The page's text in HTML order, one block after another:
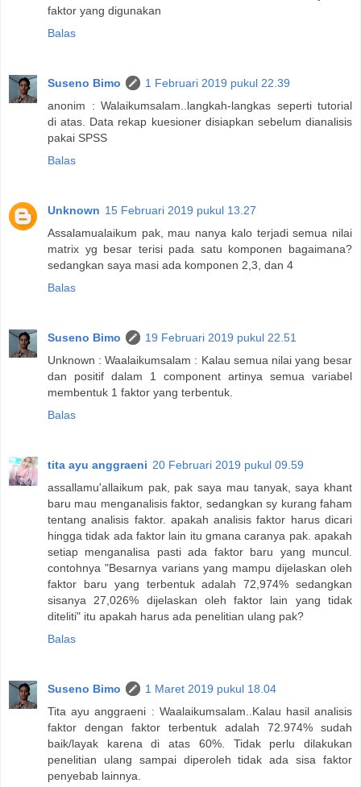
faktor yang digunakan
Balas
Suseno Bimo
1 Februari 2019 pukul 22.39
anonim : Walaikumsalam..langkah-langkas seperti tutorial
di atas. Data rekap kuesioner disiapkan sebelum dianalisis
pakai SPSS
Balas
Unknown 15 Februari 2019 pukul 13.27
Assalamualaikum pak, mau nanya kalo terjadi semua nilai
matrix yg besar terisi pada satu komponen bagaimana?
sedangkan saya masi ada komponen 2,3, dan 4
Balas
Suseno Bimo
19 Februari 2019 pukul 22.51
Unknown : Waalaikumsalam : Kalau semua nilai yang besar
dan positif dalam 1 component artinya semua variabel
membentuk 1 faktor yang terbentuk.
Balas
tita ayu anggraeni 20 Februari 2019 pukul 09.59
assallamu'allaikum pak, pak saya mau tanyak, saya khant
baru mau menganalisis faktor, sedangkan sy kurang faham
tentang analisis faktor. apakah analisis faktor harus dicari
hingga tidak ada faktor lain itu gmana caranya pak. apakah
setiap menganalisa pasti ada faktor baru yang muncul.
contohnya "Besarnya varians yang mampu dijelaskan oleh
faktor baru yang terbentuk adalah 72,974% sedangkan
sisanya 27,026% dijelaskan oleh faktor lain yang tidak
diteliti" itu apakah harus ada penelitian ulang pak?
Balas
Suseno Bimo
1 Maret 2019 pukul 18.04
Tita ayu anggraeni : Waalaikumsalam..Kalau hasil analisis
faktor dengan faktor terbentuk adalah 72.974% sudah
baik/layak karena di atas 60%. Tidak perlu dilakukan
penelitian ulang sampai diperoleh tidak ada sisa faktor
penyebab lainnya.